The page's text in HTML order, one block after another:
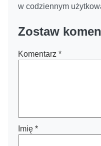
w codziennym
Zostaw
Komentarz *
Imię *